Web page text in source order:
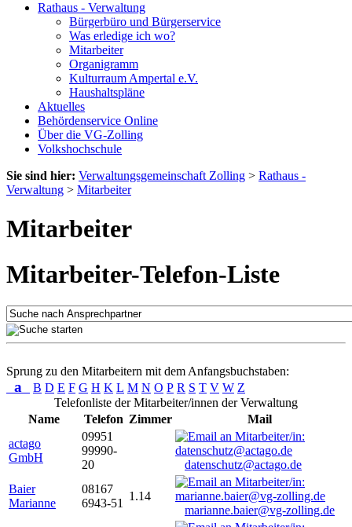
Rathaus - Verwaltung
Bürgerbüro und Bürgerservice
Was erledige ich wo?
Mitarbeiter
Organigramm
Kulturraum Ampertal e.V.
Haushaltspläne
Aktuelles
Behördenservice Online
Über die VG-Zolling
Volkshochschule
Sie sind hier: Verwaltungsgemeinschaft Zolling > Rathaus -
Verwaltung > Mitarbeiter
Mitarbeiter
Mitarbeiter-Telefon-Liste
Sprung zu den Mitarbeitern mit dem Anfangsbuchstaben:
a B D E F G H K L M N O P R S T V W Z
Telefonliste der Mitarbeiter/innen der Verwaltung
Name
Telefon Zimmer
Mail
actago
GmbH
09951
99990-
20
datenschutz@actago.de
Baier
Marianne
08167
6943-51
1.14
marianne.baier@vg-zolling.de